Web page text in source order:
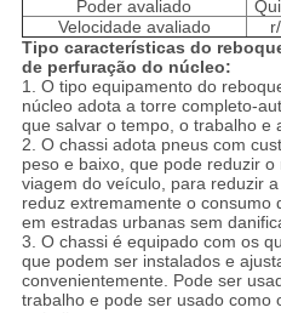
Poder avaliado
Velocidade avaliado
Tipo características do
de perfuração do núcleo:
1. O tipo equipamento do
núcleo adota a torre completo-
que salvar o tempo, o trabalho e
2. O chassi adota pneus com
peso e baixo, que pode reduzir
viagem do veículo, para reduzir
reduz extremamente o consumo
em estradas urbanas sem
3. O chassi é equipado com os
que podem ser instalados e
convenientemente. Pode ser
trabalho e pode ser usado como